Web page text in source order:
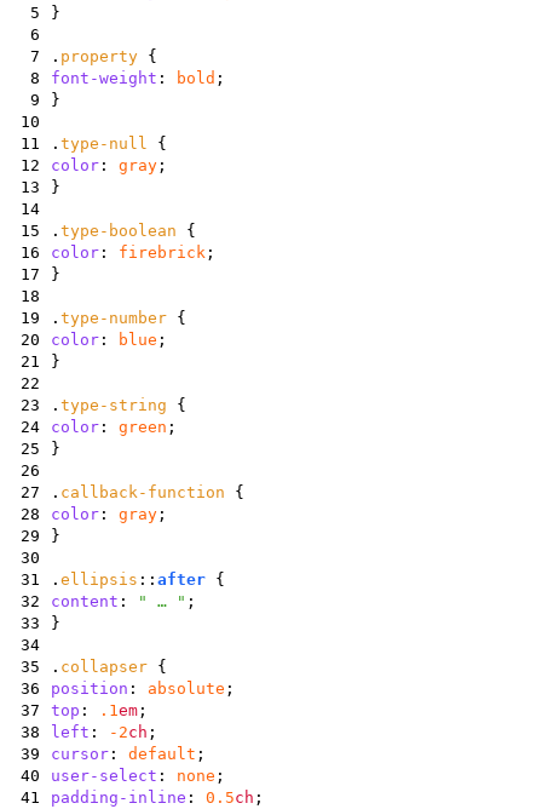
5
}
6
7
. property {
8
font-weight : bold ;
9
}
10
11
. type-null
{
12
color : gray ;
13
}
14
15
. type-boolean
{
16
color : firebrick ;
17
}
18
19
. type-number {
20
color : blue ;
21
}
22
23
. type-string
{
24
color : green ;
25
}
26
27
. callback-function
{
28
color : gray ;
29
}
30
31
. ellipsis :: after {
32
content : " … " ;
33
}
34
35
. collapser {
36
position : absolute ;
37
top : .1em ;
38
left : -2ch ;
39
cursor : default ;
40
user-select : none ;
41
padding-inline : 0.5ch ;